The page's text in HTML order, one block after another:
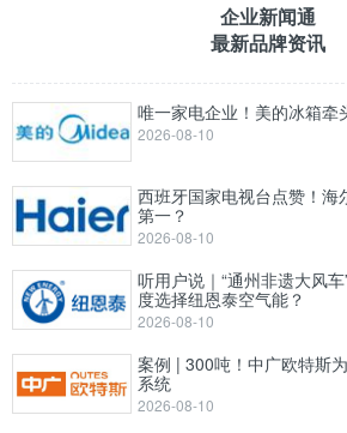
企业新闻通
最新品牌资讯
唯一家电企业！美的冰箱牵
2026-08-10
西班牙国家电视台点赞！海
第一？
2026-08-10
听用户说｜“通州非遗大风
度选择纽恩泰空气能？
2026-08-10
案例 | 300吨！中广欧特斯
系统
2026-08-10